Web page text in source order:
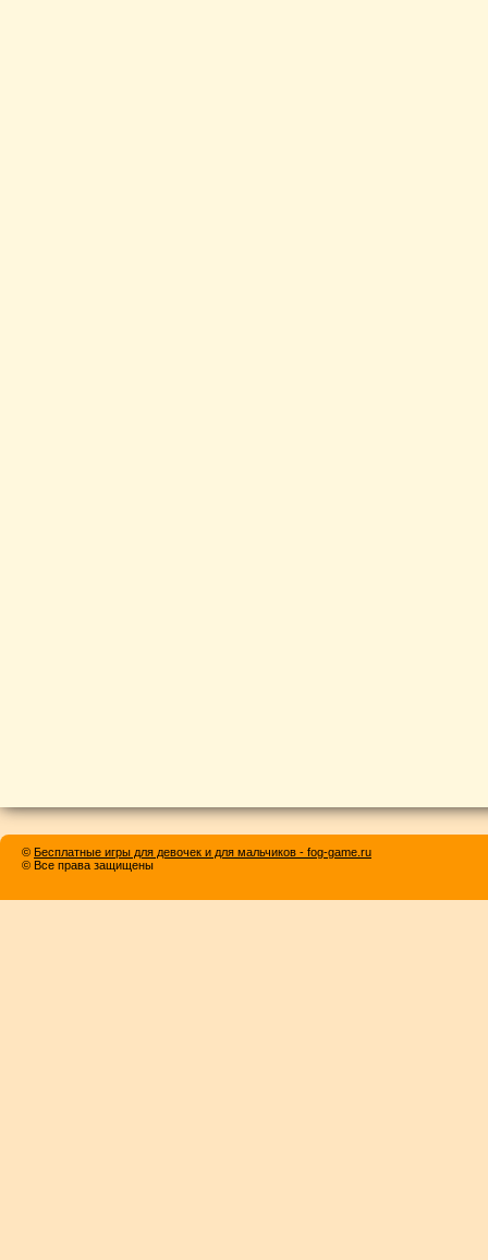
© Бесплатные игры для девочек и для мальчиков - fog-game.ru
© Все права защищены